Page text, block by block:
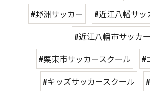
#野洲サッカー
#近江八幡サッ
#近江八幡市サッカー
#栗東市サッカースクール
#
#キッズサッカースクール